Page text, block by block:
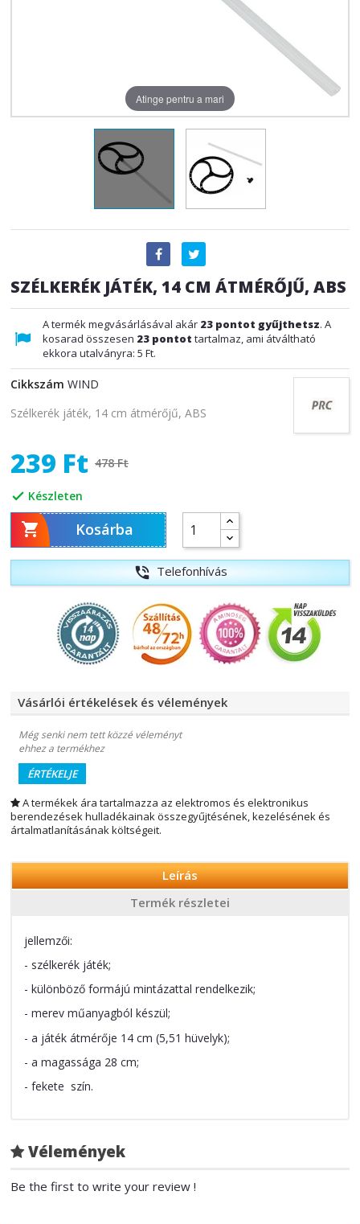
Atinge pentru a mari
SZÉLKERÉK JÁTÉK, 14 CM ÁTMÉRŐJŰ, ABS
A termék megvásárlásával akár 23 pontot gyűjthetsz. A
kosarad összesen 23 pontot tartalmaz, ami átváltható
ekkora utalványra: 5 Ft.
Cikkszám WIND
Szélkerék játék, 14 cm átmérőjű, ABS
239 Ft 478 Ft
 Készleten
 Kosárba
phone_in_talk Telefonhívás
Vásárlói értékelések és vélemények
Még senki nem tett közzé véleményt
ehhez a termékhez
ÉRTÉKELJE
A termékek ára tartalmazza az elektromos és elektronikus
berendezések hulladékainak összegyűjtésének, kezelésének és
ártalmatlanításának költségeit.
Leírás
Termék részletei
jellemzői:
- szélkerék játék;
- különböző formájú mintázattal rendelkezik;
- merev műanyagból készül;
- a játék átmérője 14 cm (5,51 hüvelyk);
- a magassága 28 cm;
- fekete szín.
Vélemények
Be the first to write your review !